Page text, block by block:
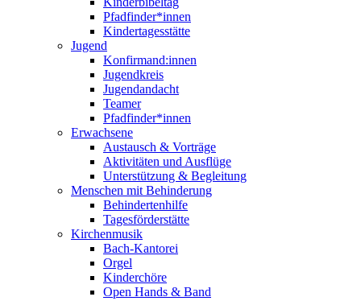
Pfadfinder*innen
Kindertagesstätte
Jugend
Konfirmand:innen
Jugendkreis
Jugendandacht
Teamer
Pfadfinder*innen
Erwachsene
Austausch & Vorträge
Aktivitäten und Ausflüge
Unterstützung & Begleitung
Menschen mit Behinderung
Behindertenhilfe
Tagesförderstätte
Kirchenmusik
Bach-Kantorei
Orgel
Kinderchöre
Open Hands & Band